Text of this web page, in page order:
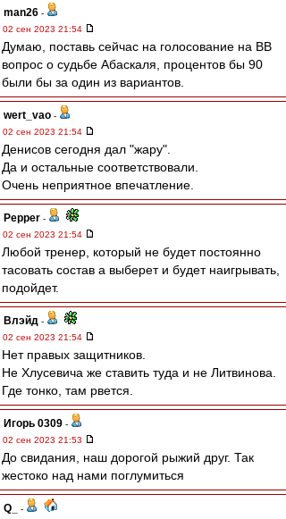
man26 -
02 сен 2023 21:54
Думаю, поставь сейчас на голосование на ВВ
вопрос о судьбе Абаскаля, процентов бы 90
были бы за один из вариантов.
wert_vao -
02 сен 2023 21:54
Денисов сегодня дал "жару".
Да и остальные соответствовали.
Очень неприятное впечатление.
Pepper -
02 сен 2023 21:54
Любой тренер, который не будет постоянно
тасовать состав а выберет и будет наигрывать,
подойдет.
Влэйд -
02 сен 2023 21:54
Нет правых защитников.
Не Хлусевича же ставить туда и не Литвинова.
Где тонко, там рвется.
Игорь 0309 -
02 сен 2023 21:53
До свидания, наш дорогой рыжий друг. Так
жестоко над нами поглумиться
Q_ -